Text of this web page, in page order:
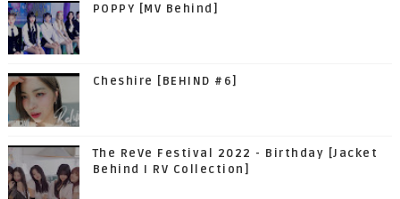
POPPY [MV Behind]
Cheshire [BEHIND #6]
The ReVe Festival 2022 - Birthday [Jacket
Behind I RV Collection]